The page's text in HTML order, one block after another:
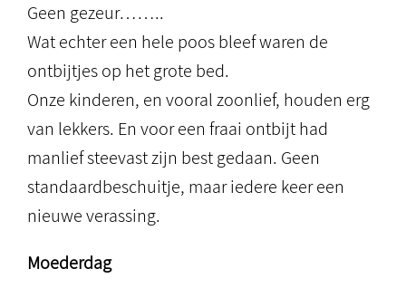
Geen gezeur……..
Wat echter een hele poos bleef waren de
ontbijtjes op het grote bed.
Onze kinderen, en vooral zoonlief, houden erg
van lekkers. En voor een fraai ontbijt had
manlief steevast zijn best gedaan. Geen
standaardbeschuitje, maar iedere keer een
nieuwe verassing.
Moederdag